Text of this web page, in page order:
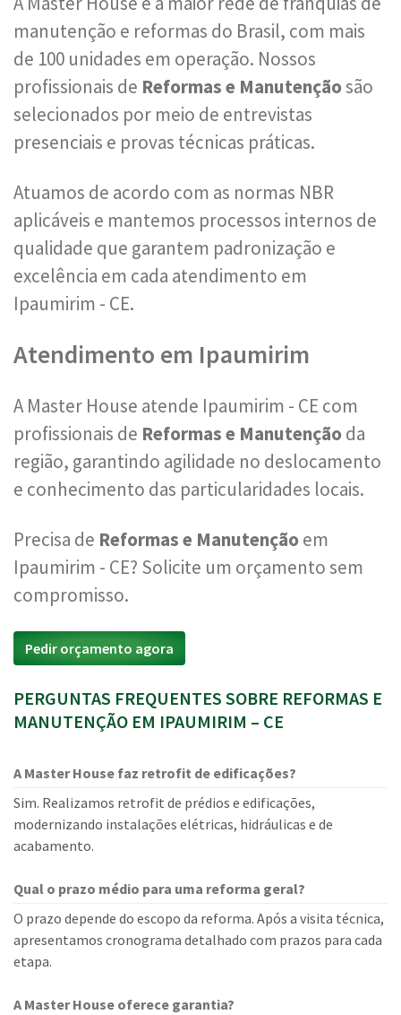
manutenção e reformas do Brasil, com mais
de 100 unidades em operação. Nossos
profissionais de Reformas e Manutençãosão
selecionados por meio de entrevistas
presenciais e provas técnicas práticas.
Atuamos de acordo com as normas NBR
aplicáveis e mantemos processos internos de
qualidade que garantem padronização e
excelência em cada atendimento em
Ipaumirim - CE.
Atendimento em Ipaumirim
A Master House atende Ipaumirim - CE com
profissionais de Reformas e Manutenção da
região, garantindo agilidade no deslocamento
e conhecimento das particularidades locais.
Precisa de Reformas e Manutenção em
Ipaumirim - CE? Solicite um orçamento sem
compromisso.
Pedir orçamento agora
PERGUNTAS FREQUENTES SOBRE REFORMAS E
MANUTENÇÃO EM IPAUMIRIM – CE
A Master House faz retrofit de edificações?
Sim. Realizamos retrofit de prédios e edificações,
modernizando instalações elétricas, hidráulicas e de
acabamento.
Qual o prazo médio para uma reforma geral?
O prazo depende do escopo da reforma. Após a visita técnica,
apresentamos cronograma detalhado com prazos para cada
etapa.
A Master House oferece garantia?